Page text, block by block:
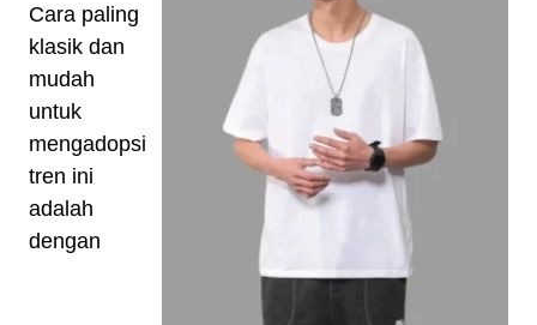
Cara paling
klasik dan
mudah
untuk
mengadopsi
tren ini
adalah
dengan